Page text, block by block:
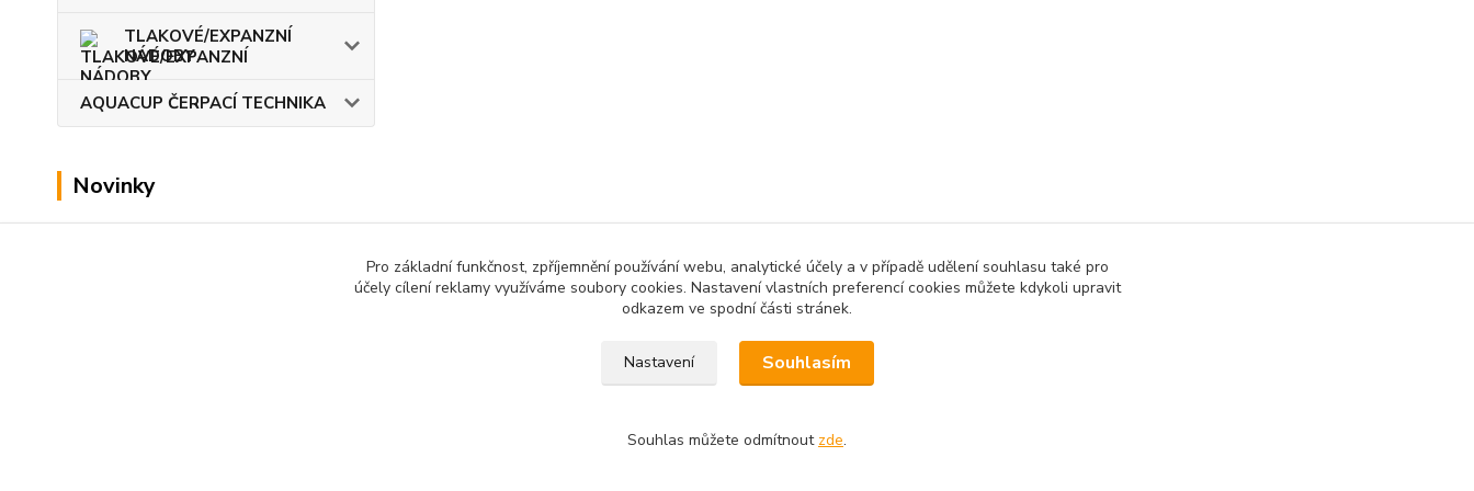
TLAKOVÉ/EXPANZNÍ
NÁDOBY
AQUACUP ČERPACÍ TECHNIKA
Novinky
Pro základní funkčnost, zpříjemnění používání webu, analytické účely a v případě udělení souhlasu také pro
účely cílení reklamy využíváme soubory cookies. Nastavení vlastních preferencí cookies můžete kdykoli upravit
odkazem ve spodní části stránek.
Nastavení Souhlasím
Souhlas můžete odmítnout zde.